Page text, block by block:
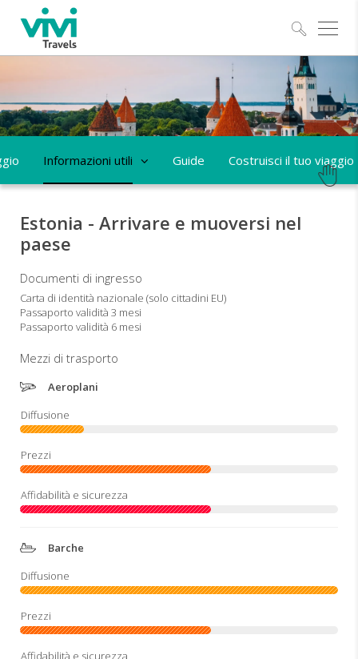
Informazioni utili Guide Costruisci il tuo viaggio
Estonia - Arrivare e muoversi nel
paese
Documenti di ingresso
Carta di identità nazionale (solo cittadini EU)
Passaporto validità 3 mesi
Passaporto validità 6 mesi
Mezzi di trasporto
Aeroplani
Barche